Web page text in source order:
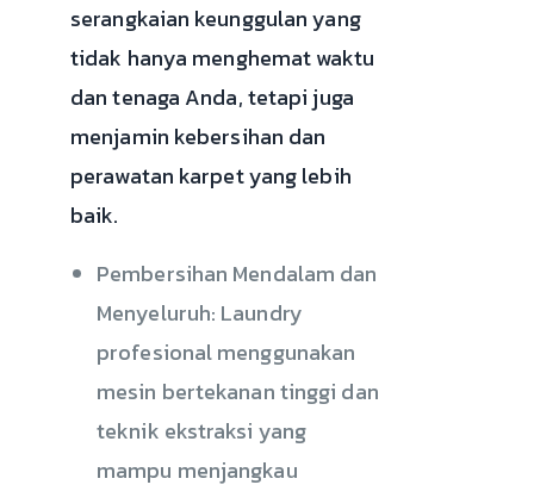
serangkaian keunggulan yang
tidak hanya menghemat waktu
dan tenaga Anda, tetapi juga
menjamin kebersihan dan
perawatan karpet yang lebih
baik.
Pembersihan Mendalam dan
Menyeluruh: Laundry
profesional menggunakan
mesin bertekanan tinggi dan
teknik ekstraksi yang
mampu menjangkau